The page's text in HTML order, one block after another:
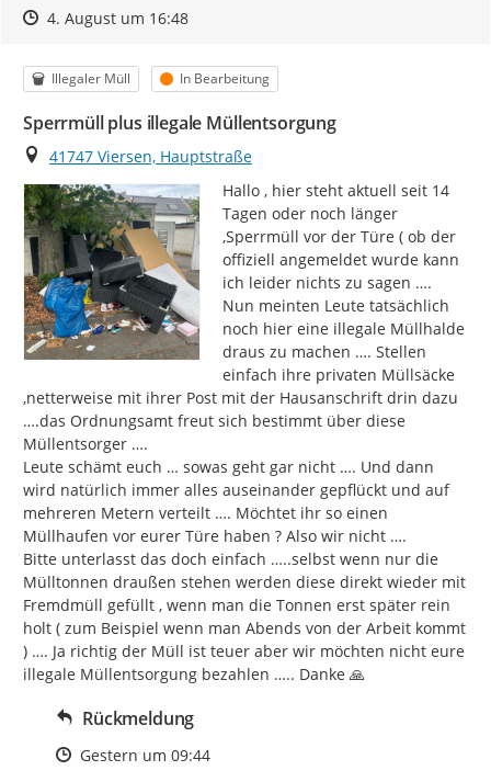
Zeitpunkt des Erstellens
Zeitpunkt des Erstellens
4. August um 16:48Zur Äußerung
Kategorie
Illegaler Müll Status
In Bearbeitung
Sperrmüll plus illegale Müllentsorgung
Ort
41747 Viersen, Hauptstraße
Hallo , hier steht aktuell seit 14
Tagen oder noch länger
,Sperrmüll vor der Türe ( ob der
offiziell angemeldet wurde kann
ich leider nichts zu sagen ….
Nun meinten Leute tatsächlich
noch hier eine illegale Müllhalde
draus zu machen …. Stellen
einfach ihre privaten Müllsäcke
,netterweise mit ihrer Post mit der Hausanschrift drin dazu
….das Ordnungsamt freut sich bestimmt über diese
Müllentsorger ….
Leute schämt euch … sowas geht gar nicht …. Und dann
wird natürlich immer alles auseinander gepflückt und auf
mehreren Metern verteilt …. Möchtet ihr so einen
Müllhaufen vor eurer Türe haben ? Also wir nicht ….
Bitte unterlasst das doch einfach …..selbst wenn nur die
Mülltonnen draußen stehen werden diese direkt wieder mit
Fremdmüll gefüllt , wenn man die Tonnen erst später rein
holt ( zum Beispiel wenn man Abends von der Arbeit kommt
) …. Ja richtig der Müll ist teuer aber wir möchten nicht eure
illegale Müllentsorgung bezahlen ….. Danke 🙏
Rückmeldung
Zeitpunkt des Erstellens
Gestern um 09:44